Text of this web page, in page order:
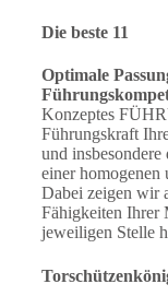
Die beste 11
Optimale
Konzeptes
Führungskraft
und insbesondere
einer homogenen
Dabei zeigen wir
Fähigkeiten Ihrer
jeweiligen Stelle